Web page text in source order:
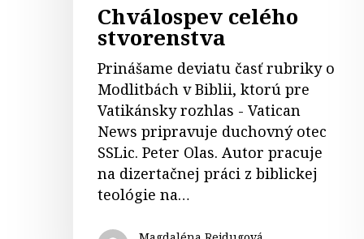
Chválospev celého
stvorenstva
Prinášame deviatu časť rubriky o
Modlitbách v Biblii, ktorú pre
Vatikánsky rozhlas - Vatican
News pripravuje duchovný otec
SSLic. Peter Olas. Autor pracuje
na dizertačnej práci z biblickej
teológie na…